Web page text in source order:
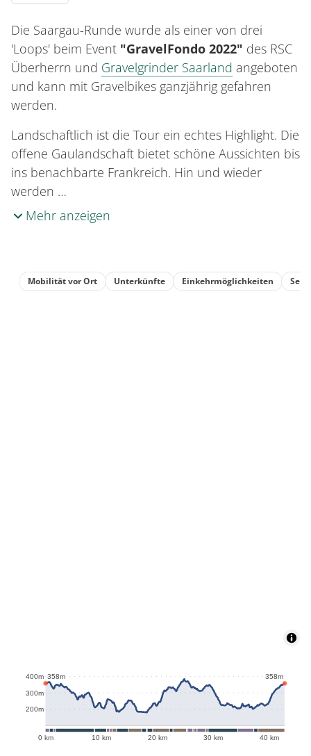
Die Saargau-Runde wurde als einer von drei
'Loops' beim Event "GravelFondo 2022" des RSC
Überherrn und Gravelgrinder Saarland angeboten
und kann mit Gravelbikes ganzjährig gefahren
werden.
Landschaftlich ist die Tour ein echtes Highlight. Die
offene Gaulandschaft bietet schöne Aussichten bis
ins benachbarte Frankreich. Hin und wieder
werden …
Mehr anzeigen
Mobilität vor Ort Unterkünfte Einkehrmöglichkeiten
0 km 10 km 20 km 30 km 40 km
200m
300m
400m 358m 358m